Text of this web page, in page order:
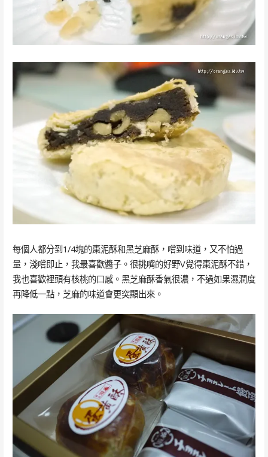
每個人都分到1/4塊的棗泥酥和黑芝麻酥，嚐到味道，又不怕過
量，淺嚐即止，我最喜歡醬子。很挑嘴的好野V覺得棗泥酥不錯，
我也喜歡裡頭有核桃的口感。黑芝麻酥香氣很濃，不過如果濕潤度
再降低一點，芝麻的味道會更突顯出來。